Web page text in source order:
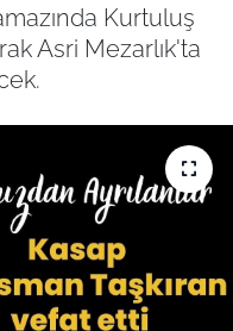
Kurtuluş
Asri Mezarlık'ta